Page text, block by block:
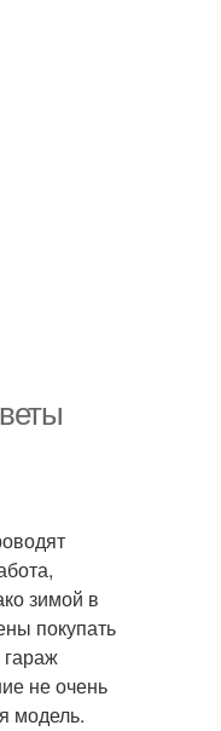
зимой в
покупать
не очень
модель.